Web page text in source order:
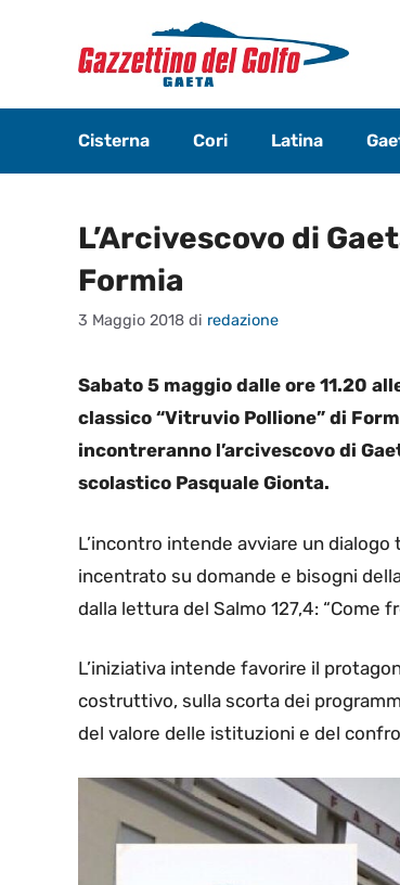
contenuto
Cisterna Cori Latina
L’Arcivescovo di
Formia
3 Maggio 2018 di redazione
Sabato 5 maggio dalle ore 11.20
classico “Vitruvio Pollione” di
incontreranno l’arcivescovo di
scolastico Pasquale Gionta.
L’incontro intende avviare un
incentrato su domande e bisogni
dalla lettura del Salmo 127,4: “Come
L’iniziativa intende favorire il
costruttivo, sulla scorta dei
del valore delle istituzioni e del